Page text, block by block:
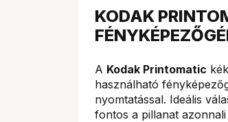
KODAK
A Kodak Printomatic
használható
nyomtatással. Ideális
fontos a pillanat